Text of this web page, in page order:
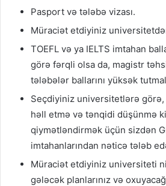
Pasport və tələbə vizası.
Müraciət etdiyiniz
TOEFL və ya IELTS imtahan
görə fərqli olsa da, magistr
tələbələr ballarını yüksək
Seçdiyiniz universitetlərə
həll etmə və tənqidi düşünmə
qiymətləndirmək üçün sizdən
imtahanlarından nəticə tələb
Müraciət etdiyiniz universiteti
gələcək planlarınız və